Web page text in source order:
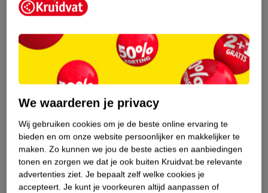
Bestel & Bezorginformatie
Bekijk ook
MeerNivea Skincare Alle Reinigingsdoekjes
Hoe controleren wij de reviews?
We waarderen je privacy
Wij gebruiken cookies om je de beste online ervaring te
bieden en om onze website persoonlijker en makkelijker te
maken. Zo kunnen we jou de beste acties en aanbiedingen
tonen en zorgen we dat je ook buiten Kruidvat.be relevante
advertenties ziet. Je bepaalt zelf welke cookies je
accepteert. Je kunt je voorkeuren altijd aanpassen of